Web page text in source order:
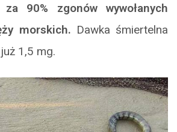
za 90% zgonów wywołanych
morskich. Dawka śmiertelna
1,5 mg.